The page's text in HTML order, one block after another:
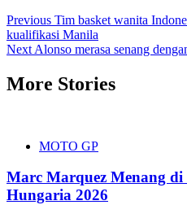
Post
navigation
Previous Tim basket wanita
kualifikasi Manila
Next Alonso merasa senang
More Stories
MOTO GP
Marc Marquez Menang
Hungaria 2026